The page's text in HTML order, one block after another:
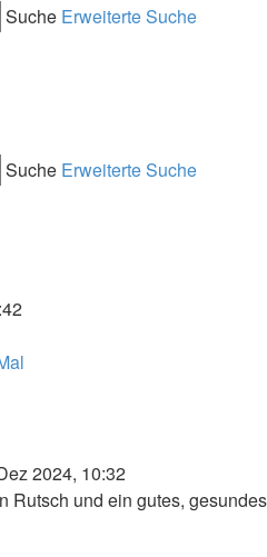
Suche Erweiterte Suche
Suche Erweiterte Suche
2024, 10:32
Rutsch und ein gutes, gesundes